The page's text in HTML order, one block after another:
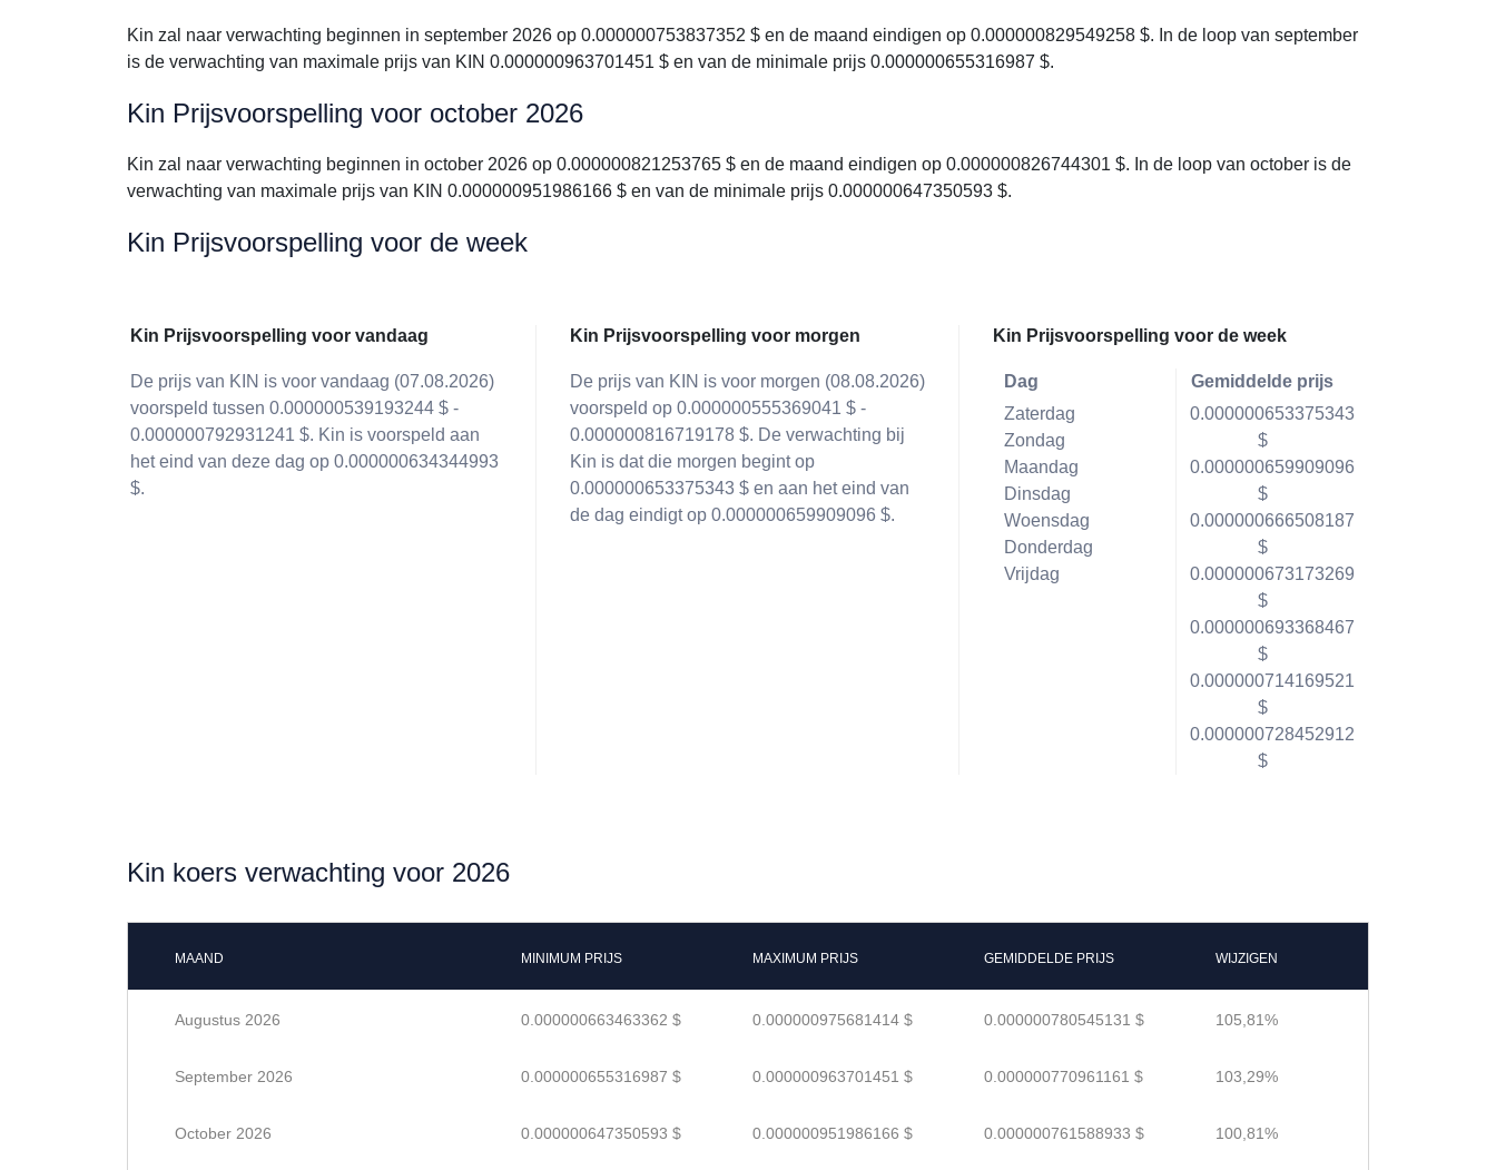
Kin zal naar verwachting beginnen in september 2026 op 0.000000753837352 $ en de maand eindigen op 0.000000829549258 $. In de loop van september
is de verwachting van maximale prijs van KIN 0.000000963701451 $ en van de minimale prijs 0.000000655316987 $.
Kin Prijsvoorspelling voor october 2026
Kin zal naar verwachting beginnen in october 2026 op 0.000000821253765 $ en de maand eindigen op 0.000000826744301 $. In de loop van october is de
verwachting van maximale prijs van KIN 0.000000951986166 $ en van de minimale prijs 0.000000647350593 $.
Kin Prijsvoorspelling voor de week
Kin Prijsvoorspelling voor vandaag
De prijs van KIN is voor vandaag (07.08.2026)
voorspeld tussen 0.000000539193244 $ -
0.000000792931241 $. Kin is voorspeld aan
het eind van deze dag op 0.000000634344993
$.
Kin Prijsvoorspelling voor morgen
De prijs van KIN is voor morgen (08.08.2026)
voorspeld op 0.000000555369041 $ -
0.000000816719178 $. De verwachting bij
Kin is dat die morgen begint op
0.000000653375343 $ en aan het eind van
de dag eindigt op 0.000000659909096 $.
Kin Prijsvoorspelling voor de week
Dag
Zaterdag
Zondag
Maandag
Dinsdag
Woensdag
Donderdag
Vrijdag
Gemiddelde prijs
0.000000653375343
$
0.000000659909096
$
0.000000666508187
$
0.000000673173269
$
0.000000693368467
$
0.000000714169521
$
0.000000728452912
$
Kin koers verwachting voor 2026
MAAND MINIMUM PRIJS MAXIMUM PRIJS GEMIDDELDE PRIJS WIJZIGEN
Augustus 2026 0.000000663463362 $ 0.000000975681414 $ 0.000000780545131 $ 105,81%
September 2026 0.000000655316987 $ 0.000000963701451 $ 0.000000770961161 $ 103,29%
October 2026 0.000000647350593 $ 0.000000951986166 $ 0.000000761588933 $ 100,81%